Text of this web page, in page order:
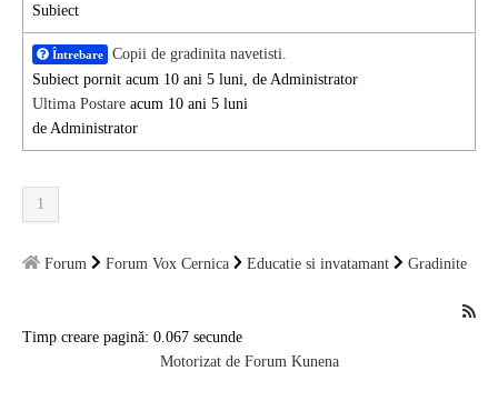
Evenimente
Anunturi
Util
Subiect
Întrebare
Copii de gradinita navetisti.
Subiect pornit acum 10 ani 5 luni, de Administrator
Ultima Postare acum 10 ani 5 luni
de Administrator
1
Forum Forum Vox Cernica Educatie si invatamant Gradinite
Timp creare pagină: 0.067 secunde
Motorizat de Forum Kunena